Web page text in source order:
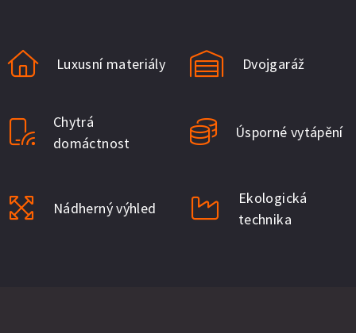
Luxusní materiály Dvojgaráž
Chytrá
domáctnost
Úsporné vytápění
Nádherný výhled
Ekologická
technika